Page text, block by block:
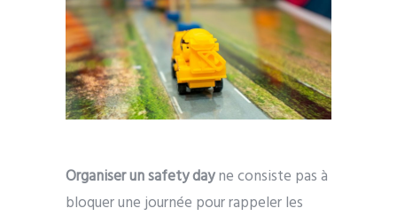
Organiser un safety dayne consiste pas à
bloquer une journée pour rappeler les